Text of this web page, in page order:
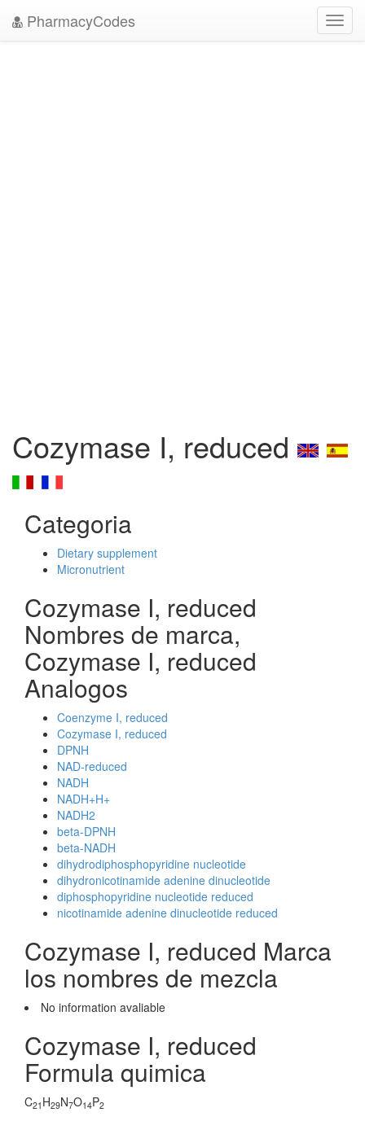
PharmacyCodes
Cozymase I, reduced
Categoria
Dietary supplement
Micronutrient
Cozymase I, reduced
Nombres de marca,
Cozymase I, reduced
Analogos
Coenzyme I, reduced
Cozymase I, reduced
DPNH
NAD-reduced
NADH
NADH+H+
NADH2
beta-DPNH
beta-NADH
dihydrodiphosphopyridine nucleotide
dihydronicotinamide adenine dinucleotide
diphosphopyridine nucleotide reduced
nicotinamide adenine dinucleotide reduced
Cozymase I, reduced Marca
los nombres de mezcla
No information avaliable
Cozymase I, reduced
Formula quimica
C21 H29N7O14P2